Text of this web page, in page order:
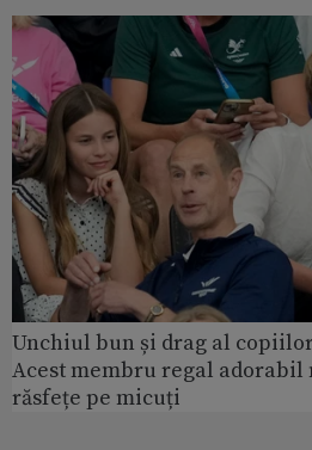
Unchiul bun și drag al
Acest membru regal adorabil
răsfețe pe micuți